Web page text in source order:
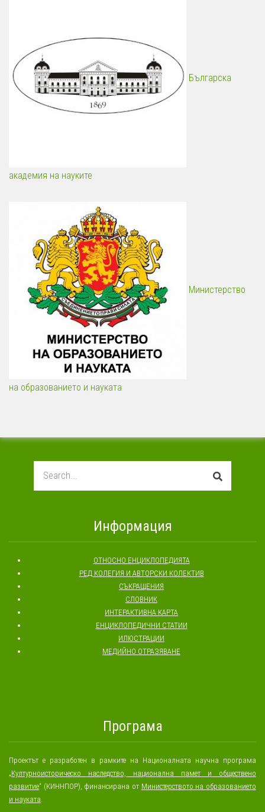
Българска
академия на науките
Министерство
на образованието и науката
Информация
ОТНОСНО ЕНЦИКЛОПЕДИЯТА
РЕД КОЛЕГИЯ И АВТОРСКИ КОЛЕКТИВ
СЪКРАЩЕНИЯ
СЛОВНИК
ИНТЕРАКТИВНА КАРТА
ЕНЦИКЛОПЕДИЧНИ СТАТИИ
ИЛЮСТРАЦИИ
МЕДИЙНО ОТРАЗЯВАНЕ
Програма
Проектът е разработен в рамките на Националната научна програма
„Културноисторическо наследство, национална памет и обществено
развитие“ (КИННПОР), финансирана от Министерството на образованието
и науката.